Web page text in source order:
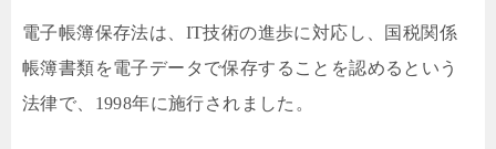
電子帳簿保存法は、IT技術の進歩に対応し、国税関係
帳簿書類を電子データで保存することを認めるという
法律で、1998年に施行されました。